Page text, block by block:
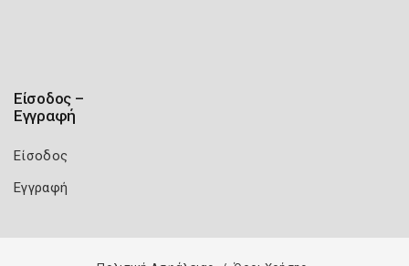
Είσοδος –
Εγγραφή
Είσοδος
Εγγραφή